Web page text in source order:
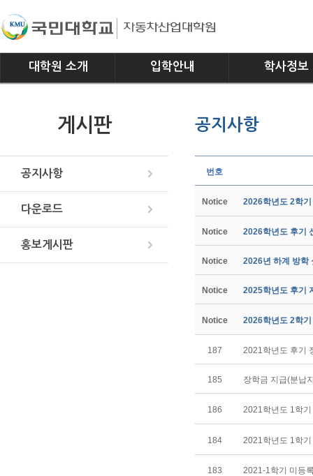
대학원 소개 입학안내 학사정보
교과과정
게시판
공지사항
다운로드
홍보게시판
공지사항
번호
Notice 2026학년도 2학
Notice 2026학년도 후기
Notice 2026년 하계 방학
Notice 2025학년도 후기
Notice 2026학년도 2학
187 2021학년도 후기
185 장학금 지급(분납
186 2021학년도 1학
184 2021학년도 1학
183 2021-1학기 미등